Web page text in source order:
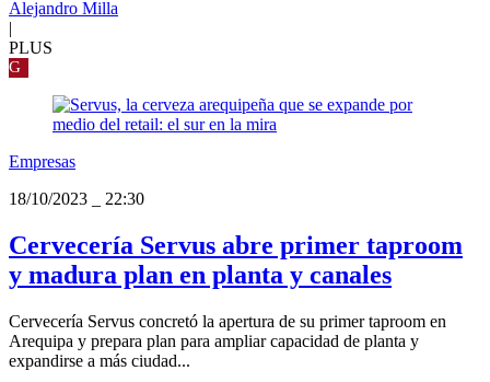
Alejandro Milla
PLUS
G
Empresas
18/10/2023
22:30
Cervecería Servus abre primer taproom
y madura plan en planta y canales
Cervecería Servus concretó la apertura de su primer taproom en
Arequipa y prepara plan para ampliar capacidad de planta y
expandirse a más ciudad...